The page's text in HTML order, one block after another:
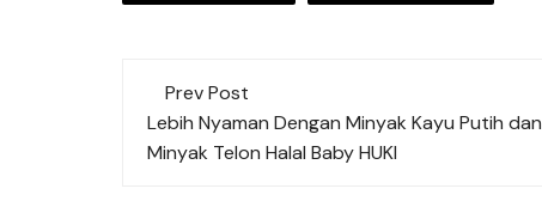
Post
navigation
Prev Post
Lebih Nyaman Dengan Minyak Kayu Putih dan
Minyak Telon Halal Baby HUKI